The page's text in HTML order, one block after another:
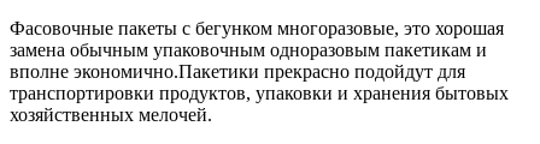
Фасовочные пакеты с бегунком многоразовые, это хорошая
замена обычным упаковочным одноразовым пакетикам и
вполне экономично.Пакетики прекрасно подойдут для
транспортировки продуктов, упаковки и хранения бытовых
хозяйственных мелочей.